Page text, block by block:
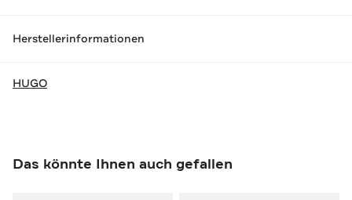
Herstellerinformationen
HUGO
Das könnte Ihnen auch gefallen